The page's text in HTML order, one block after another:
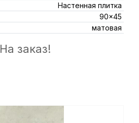
Настенная плитка
90x45
матовая
На заказ!